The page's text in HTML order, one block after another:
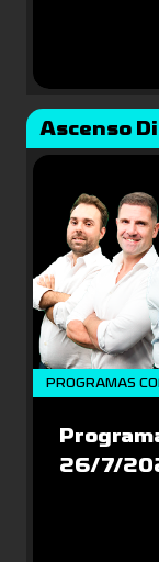
Ascenso
PROGRAMAS
26/7/